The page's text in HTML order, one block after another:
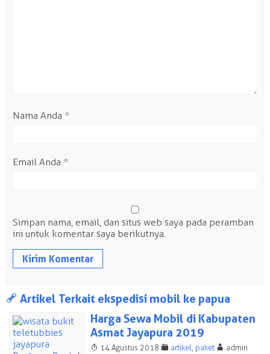
Nama Anda *
Email Anda *
Simpan nama, email, dan situs web saya pada peramban
ini untuk komentar saya berikutnya.
a Artikel Terkait ekspedisi mobil ke papua
Harga Sewa Mobil di Kabupaten
Asmat Jayapura 2019
T 14 Agustus 2018 F artikel paket A admin